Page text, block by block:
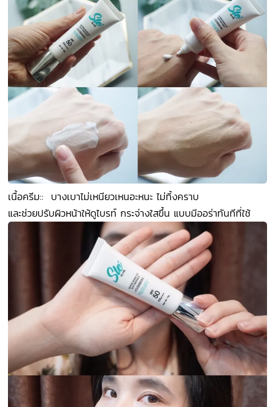
เนื้อครีม:: บางเบาไม่เหนียวเหนอะหนะ ไม่ทิ้งคราบ
และช่วยปรับผิวหน้าให้ดูไบรท์ กระจ่างใสขึ้น แบบมีออร่าทันทีที่ใช้